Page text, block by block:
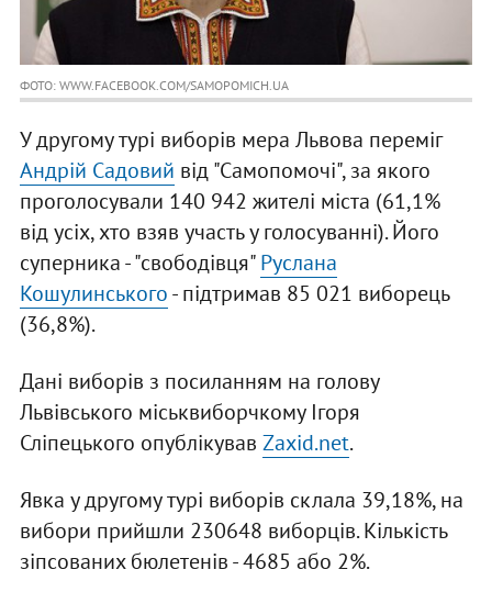
ФОТО: WWW.FACEBOOK.COM/SAMOPOMICH.UA
У другому турі виборів мера Львова переміг
Андрій Садовий від "Самопомочі", за якого
проголосували 140 942 жителі міста (61,1%
від усіх, хто взяв участь у голосуванні). Його
суперника - "свободівця"Руслана
Кошулинського- підтримав 85 021 виборець
(36,8%).
Дані виборів з посиланням на голову
Львівського міськвиборчкому Ігоря
Сліпецького опублікував Zaxid.net.
Явка у другому турі виборів склала 39,18%, на
вибори прийшли 230648 виборців. Кількість
зіпсованих бюлетенів - 4685 або 2%.